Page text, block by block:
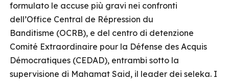
formulato le accuse più gravi nei confronti
dell’Office Central de Répression du
Banditisme (OCRB), e del centro di detenzione
Comité Extraordinaire pour la Défense des Acquis
Démocratiques (CEDAD), entrambi sotto la
supervisione di Mahamat Said, il leader dei seleka. I